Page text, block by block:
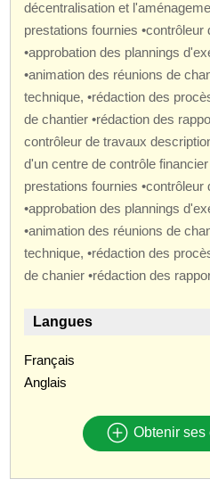
décentralisation et
prestations fournies •contrôleur
•approbation des plannings
•animation des réunions de
technique, •rédaction des
de chantier •rédaction des
contrôleur de travaux
d'un centre de contrôle
prestations fournies •contrôleur
•approbation des plannings
•animation des réunions de
technique, •rédaction des
de chanier •rédaction des
Langues
Français
Anglais
Obtenir ses